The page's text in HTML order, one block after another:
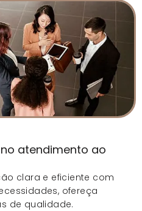
atendimento ao
clara e eficiente com
ofereça
de qualidade.